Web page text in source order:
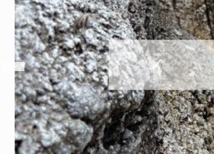
の換羽も終了です！
2026年8月7日